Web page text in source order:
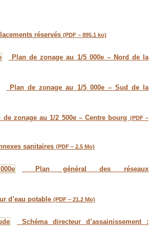
réservés (PDF – 895.1 ko)
Plan de zonage au 1/5 000e – Nord de la
Plan de zonage au 1/5 000e – Sud de la
de zonage au 1/2 500e – Centre bourg (PDF –
sanitaires (PDF – 2.5 Mo)
Plan général des réseaux
d’eau potable (PDF – 21.2 Mo)
Schéma directeur d’assainissement :